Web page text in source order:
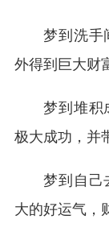
梦到洗手
外得到巨大财
梦到堆积
极大成功，并
梦到自己
大的好运气，